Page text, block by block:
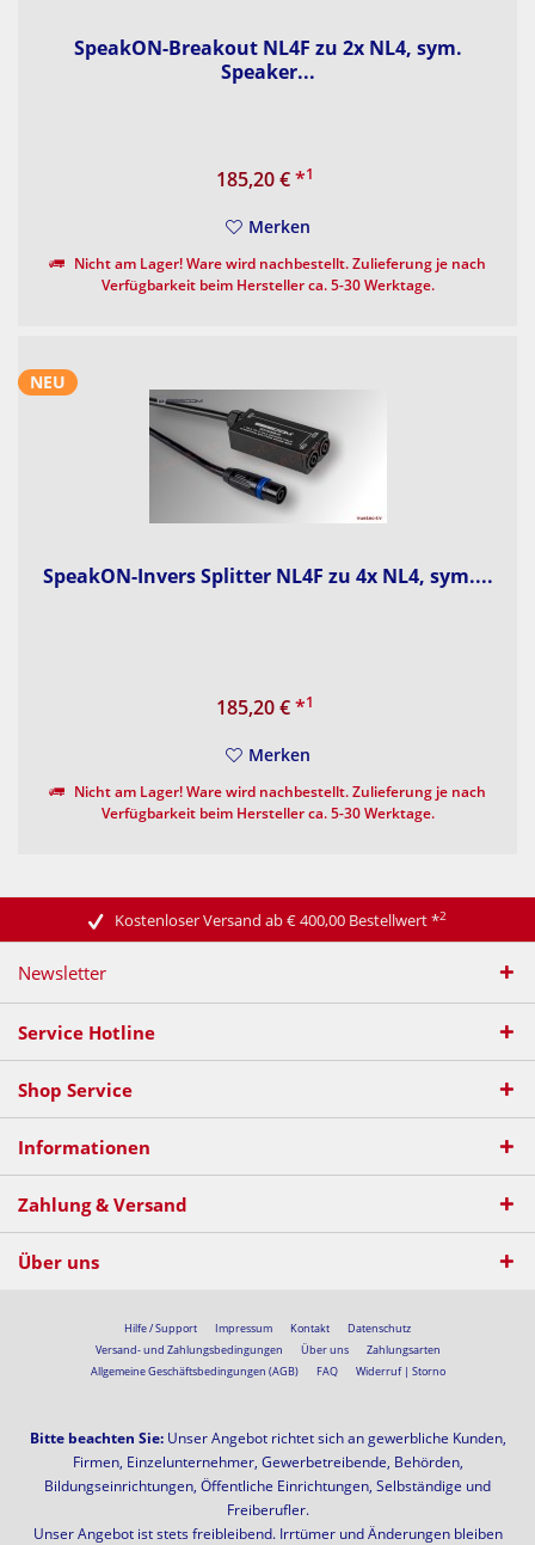
SpeakON-Breakout NL4F zu 2x NL4, sym.
Speaker...
185,20 €*1
Merken
Nicht am Lager! Ware wird nachbestellt. Zulieferung je nach
Verfügbarkeit beim Hersteller ca. 5-30 Werktage.
NEU
SpeakON-Invers Splitter NL4F zu 4x NL4, sym....
185,20 €*1
Merken
Nicht am Lager! Ware wird nachbestellt. Zulieferung je nach
Verfügbarkeit beim Hersteller ca. 5-30 Werktage.
Kostenloser Versand ab € 400,00 Bestellwert*2
Newsletter
Service Hotline
Shop Service
Informationen
Zahlung & Versand
Über uns
Hilfe / Support Impressum Kontakt
Datenschutz
Versand- und Zahlungsbedingungen
Über uns
Zahlungsarten
Allgemeine Geschäftsbedingungen (AGB)
FAQ Widerruf | Storno
Bitte beachten Sie:Unser Angebot richtet sich an gewerbliche Kunden,
Firmen, Einzelunternehmer, Gewerbetreibende, Behörden,
Bildungseinrichtungen, Öffentliche Einrichtungen, Selbständige und
Freiberufler.
Unser Angebot ist stets freibleibend. Irrtümer und Änderungen bleiben